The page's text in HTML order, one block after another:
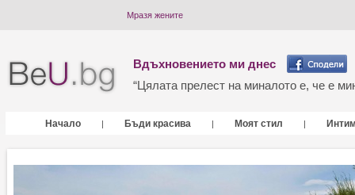
Мразя жените
Вдъхновението ми днес
“Цялата прелест на миналото е, че е
Начало | Бъди красива | Моят стил |